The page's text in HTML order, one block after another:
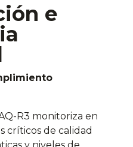
e
R3 monitoriza en
críticos de calidad